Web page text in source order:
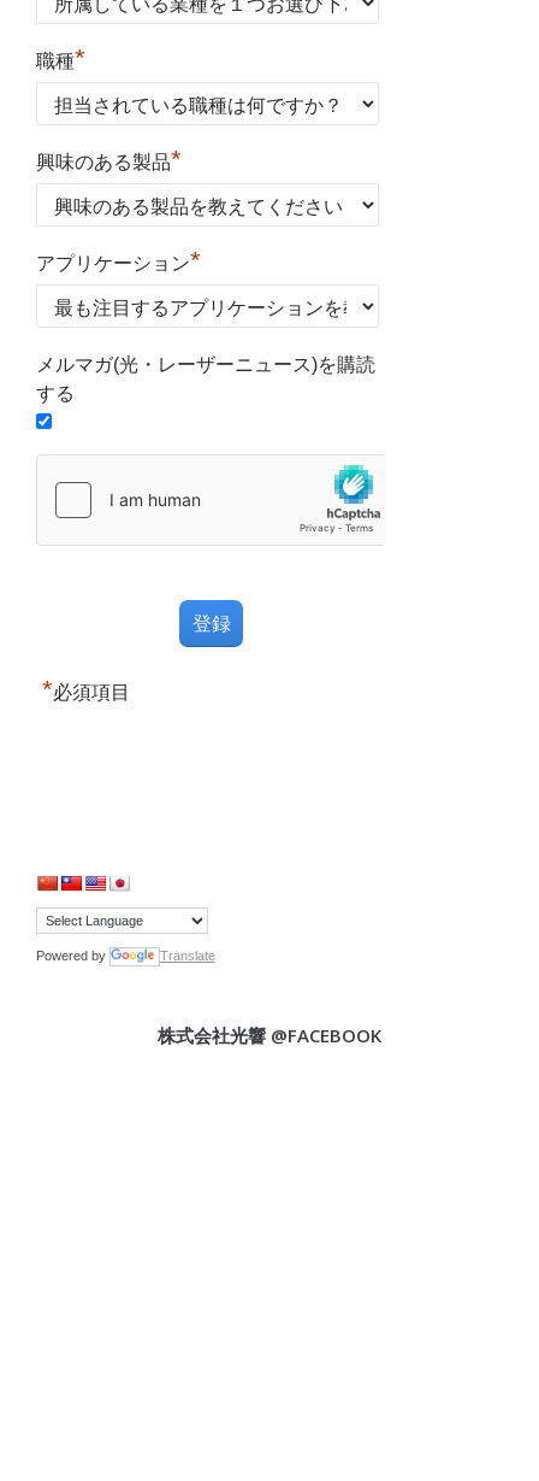
職種*
興味のある製品*
アプリケーション*
メルマガ(光・レーザーニュース)を購読
する
*必須項目
Powered by Translate
株式会社光響 @FACEBOOK